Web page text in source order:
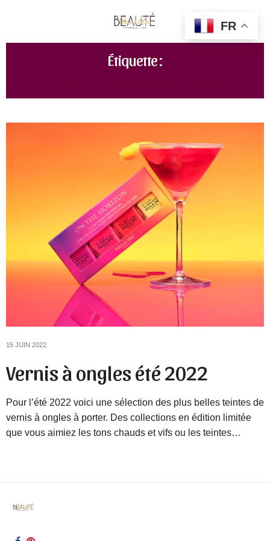
Étiquette :
15 JUIN 2022
Vernis à ongles été 2022
Pour l’été 2022 voici une sélection des plus belles teintes de
vernis à ongles à porter. Des collections en édition limitée
que vous aimiez les tons chauds et vifs ou les teintes…
FR